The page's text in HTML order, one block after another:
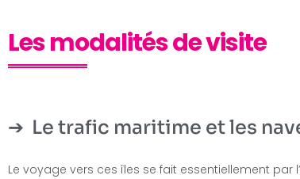
Les modalités de visite
Le trafic maritime et les
Le voyage vers ces îles se fait essentiellement par